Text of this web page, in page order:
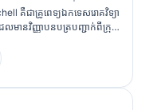
គឺជាគ្រូពេទ្យឯកទេសរោគវិទ្យា
មានវិញ្ញាបនបត្របញ្ជាក់ពីក្រុម
ជាង 18 ឆ្នាំក្នុងវិស័យវេជ្ជ
ែករោគវិនិច្ឆ័យ។ លោកស្រីមាន
និក (clinical chemistry)